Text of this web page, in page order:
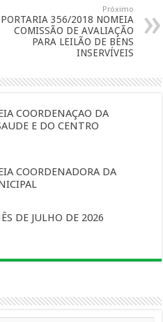
Próximo
PORTARIA 356/2018 NOMEIA
COMISSÃO DE AVALIAÇÃO
PARA LEILÃO DE BENS
INSERVÍVEIS
COORDENAÇAO DA
E DO CENTRO
COORDENADORA DA
DE JULHO DE 2026